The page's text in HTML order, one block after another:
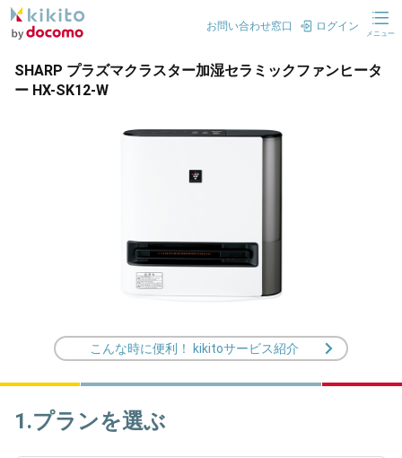
お問い合わせ窓口 ログイン
メニュー
SHARP プラズマクラスター加湿セラミックファンヒータ
ー HX-SK12-W
こんな時に便利！ kikitoサービス紹介
1.プランを選ぶ